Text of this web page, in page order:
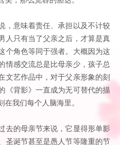
，意味着责任、承担以及不计较
人只有当了父亲之后，才算是真
个角色等同于强者。大概因为这
情感交流总是比母亲少，孩子总
文艺作品中，对于父亲形象的刻
《背影》一直成为无可替代的描
我们每个人脑海里。
去的母亲节来说，它显得形单影
圣诞节甚至是愚人节等隆重的节